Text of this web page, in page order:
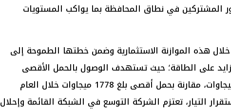
المشتركين في نطاق المحافظة بما يواكب المستويات
هذه الموازنة الاستثمارية وضمن خطتها الطموحة إلى
على الطاقة؛ حيث تستهدف الوصول بالحمل الأقصى
للشبكة إلى 1850 ميجاوات، مقارنة بحمل أقصى بلغ 1778 ميجاوات خلال العام
التيار، تعتزم الشركة التوسع في الشبكة القائمة وإحلال